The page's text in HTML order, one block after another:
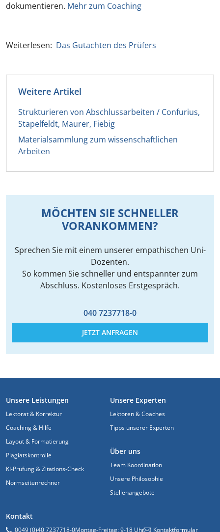
dokumentieren. Mehr zum Coaching
Weiterlesen: Das Gutachten des Prüfers
Weitere Artikel
Strukturieren von Abschlussarbeiten / Confurius,
Stapelfeldt, Maurer, Fiebig
Materialsammlung zum wissenschaftlichen
Arbeiten
MÖCHTEN SIE SCHNELLER
VORANKOMMEN?
Sprechen Sie mit einem unserer empathischen Uni-
Dozenten.
So kommen Sie schneller und entspannter zum
Abschluss. Kostenloses Erstgespräch.
040 7237718-0
JETZT ANFRAGEN
FUSSZEILE
Unsere Leistungen
Lektorat & Korrektur
Coaching & Hilfe
Layout & Formatierung
Plagiatskontrolle
KI-Prüfung & Zitations-Check
Normseitenrechner
Kontakt
0049 (0)40 7237718-0Montag-Freitag: 9-18 Uhr Kontaktformular
Unsere Experten
Lektoren & Coaches
Tipps unserer Experten
Über uns
Team Koordination
Unsere Philosophie
Stellenangebote